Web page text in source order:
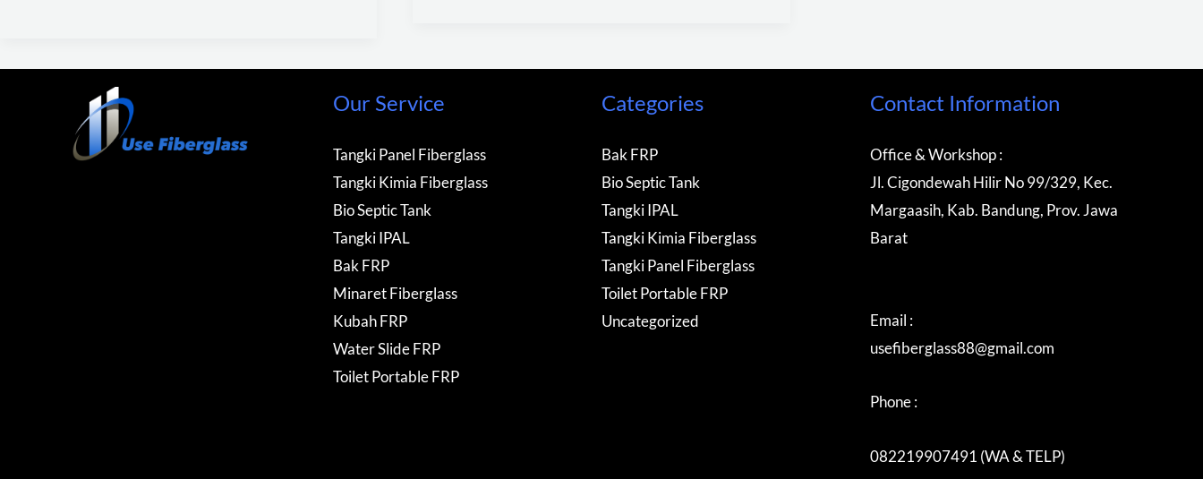
Our Service
Tangki Panel Fiberglass
Tangki Kimia Fiberglass
Bio Septic Tank
Tangki IPAL
Bak FRP
Minaret Fiberglass
Kubah FRP
Water Slide FRP
Toilet Portable FRP
Categories
Bak FRP
Bio Septic Tank
Tangki IPAL
Tangki Kimia Fiberglass
Tangki Panel Fiberglass
Toilet Portable FRP
Uncategorized
Contact Information
Office & Workshop :
Jl. Cigondewah Hilir No 99/329, Kec.
Margaasih, Kab. Bandung, Prov. Jawa
Barat
Email :
usefiberglass88@gmail.com
Phone :
082219907491 (WA & TELP)